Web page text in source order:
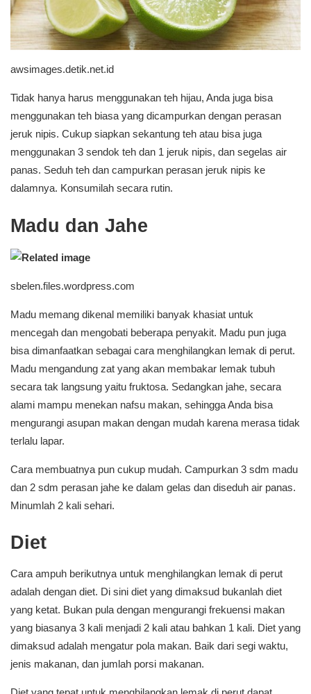
awsimages.detik.net.id
Tidak hanya harus menggunakan teh hijau, Anda juga bisa
menggunakan teh biasa yang dicampurkan dengan perasan
jeruk nipis. Cukup siapkan sekantung teh atau bisa juga
menggunakan 3 sendok teh dan 1 jeruk nipis, dan segelas air
panas. Seduh teh dan campurkan perasan jeruk nipis ke
dalamnya. Konsumilah secara rutin.
Madu dan Jahe
sbelen.files.wordpress.com
Madu memang dikenal memiliki banyak khasiat untuk
mencegah dan mengobati beberapa penyakit. Madu pun juga
bisa dimanfaatkan sebagai cara menghilangkan lemak di perut.
Madu mengandung zat yang akan membakar lemak tubuh
secara tak langsung yaitu fruktosa. Sedangkan jahe, secara
alami mampu menekan nafsu makan, sehingga Anda bisa
mengurangi asupan makan dengan mudah karena merasa tidak
terlalu lapar.
Cara membuatnya pun cukup mudah. Campurkan 3 sdm madu
dan 2 sdm perasan jahe ke dalam gelas dan diseduh air panas.
Minumlah 2 kali sehari.
Diet
Cara ampuh berikutnya untuk menghilangkan lemak di perut
adalah dengan diet. Di sini diet yang dimaksud bukanlah diet
yang ketat. Bukan pula dengan mengurangi frekuensi makan
yang biasanya 3 kali menjadi 2 kali atau bahkan 1 kali. Diet yang
dimaksud adalah mengatur pola makan. Baik dari segi waktu,
jenis makanan, dan jumlah porsi makanan.